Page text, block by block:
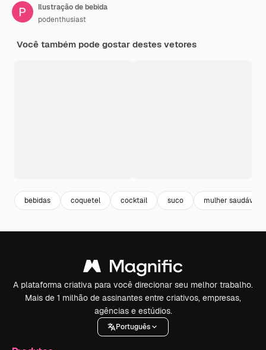
Ilustração de bebida
podenthusiast
Você também pode gostar destes vetores
bebidas coquetel cocktail suco mulher saudável
A plataforma criativa para você direcionar seu melhor trabalho.
Mais de 1 milhão de assinantes entre criativos, empresas,
agências e estúdios.
Português